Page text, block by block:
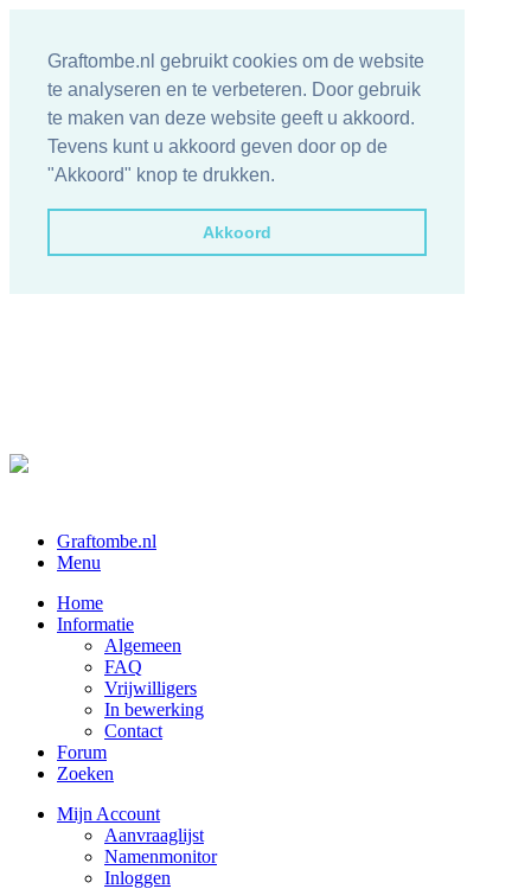
Graftombe.nl gebruikt cookies om de website
te analyseren en te verbeteren. Door gebruik
te maken van deze website geeft u akkoord.
Tevens kunt u akkoord geven door op de
"Akkoord" knop te drukken.
Akkoord
Graftombe.nl
Menu
Home
Informatie
Algemeen
FAQ
Vrijwilligers
In bewerking
Contact
Forum
Zoeken
Mijn Account
Aanvraaglijst
Namenmonitor
Inloggen